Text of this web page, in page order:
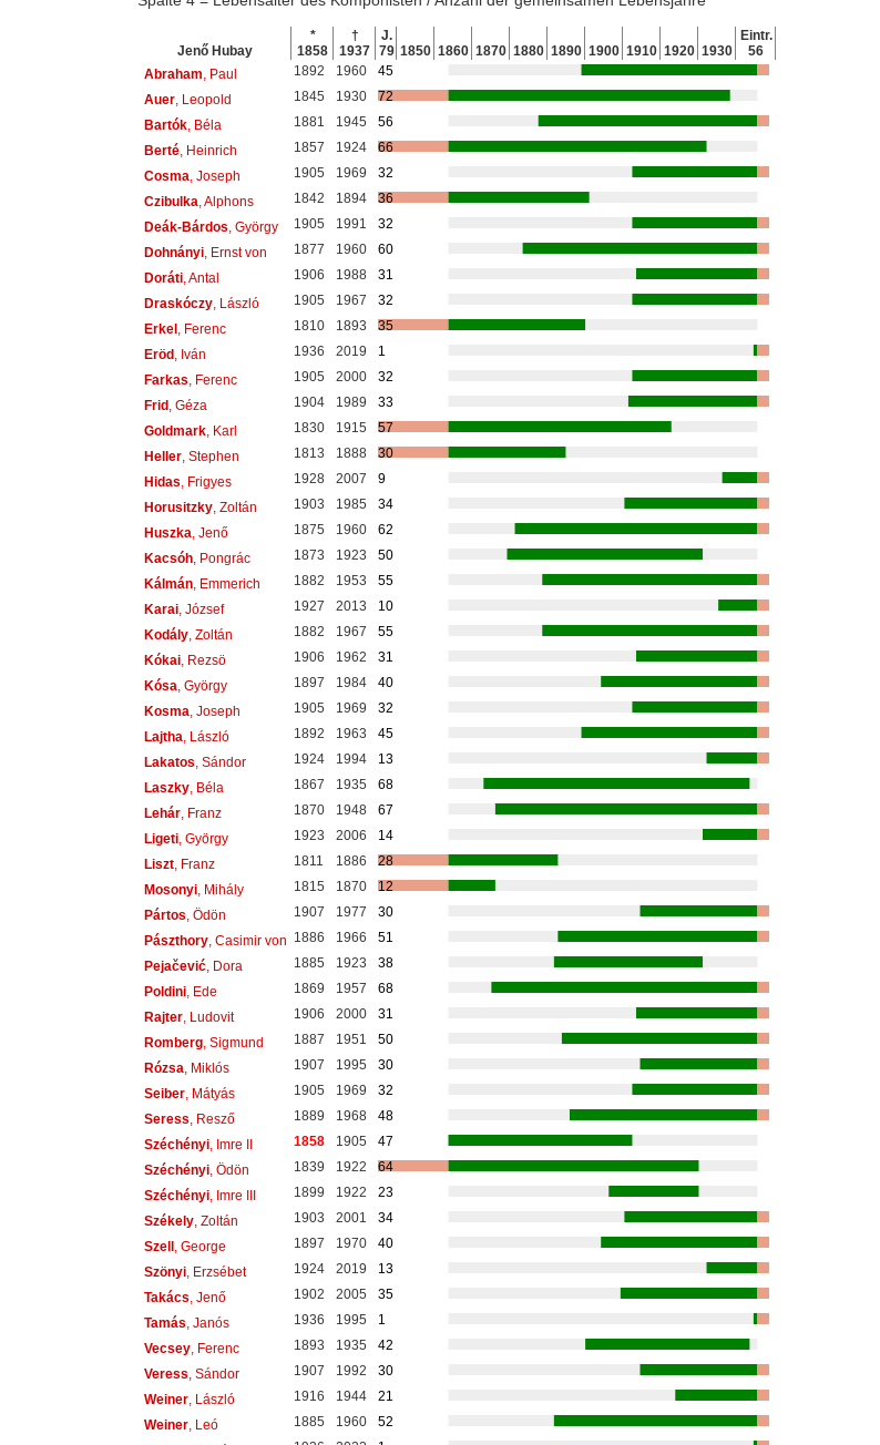
Jenő Hubay
*
1858
†
1937
J.
79 1850 1860 1870 1880 1890 1900 1910 1920 1930
Eintr.
56
Abraham , Paul 1892 1960
45
Auer, Leopold 1845 1930
72
Bartók, Béla 1881 1945
56
Berté, Heinrich 1857 1924
66
Cosma , Joseph 1905 1969
32
Czibulka , Alphons 1842 1894
36
Deák-Bárdos , György 1905 1991
32
Dohnányi, Ernst von 1877 1960
60
Doráti, Antal 1906 1988
31
Draskóczy, László 1905 1967
32
Erkel, Ferenc 1810 1893
35
Eröd, Iván 1936 2019
1
Farkas , Ferenc 1905 2000
32
Frid, Géza 1904 1989
33
Goldmark, Karl 1830 1915
57
Heller, Stephen 1813 1888
30
Hidas , Frigyes 1928 2007
9
Horusitzky, Zoltán 1903 1985
34
Huszka , Jenő 1875 1960
62
Kacsóh, Pongrác 1873 1923
50
Kálmán, Emmerich 1882 1953
55
Karai, József 1927 2013
10
Kodály, Zoltán 1882 1967
55
Kókai, Rezsö 1906 1962
31
Kósa , György 1897 1984
40
Kosma , Joseph 1905 1969
32
Lajtha , László 1892 1963
45
Lakatos , Sándor 1924 1994
13
Laszky, Béla 1867 1935
68
Lehár, Franz 1870 1948
67
Ligeti, György 1923 2006
14
Liszt, Franz 1811 1886
28
Mosonyi, Mihály 1815 1870
12
Pártos , Ödön 1907 1977
30
Pászthory, Casimir von 1886 1966
51
Pejačević, Dora 1885 1923
38
Poldini, Ede 1869 1957
68
Rajter, Ludovit 1906 2000
31
Romberg, Sigmund 1887 1951
50
Rózsa , Miklós 1907 1995
30
Seiber, Mátyás 1905 1969
32
Seress , Resző 1889 1968
48
Széchényi, Imre II 1858 1905
47
Széchényi, Ödön 1839 1922
64
Széchényi, Imre III 1899 1922
23
Székely, Zoltán 1903 2001
34
Szell, George 1897 1970
40
Szönyi, Erzsébet 1924 2019
13
Takács , Jenő 1902 2005
35
Tamás , Janós 1936 1995
1
Vecsey, Ferenc 1893 1935
42
Veress , Sándor 1907 1992
30
Weiner, László 1916 1944
21
Weiner, Leó 1885 1960
52